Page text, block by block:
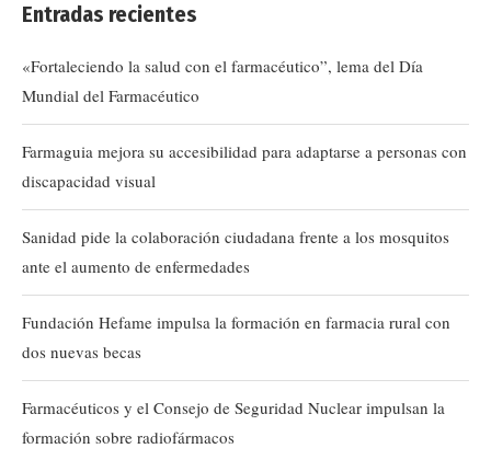
Entradas recientes
«Fortaleciendo la salud con el farmacéutico”, lema del Día
Mundial del Farmacéutico
Farmaguia mejora su accesibilidad para adaptarse a personas con
discapacidad visual
Sanidad pide la colaboración ciudadana frente a los mosquitos
ante el aumento de enfermedades
Fundación Hefame impulsa la formación en farmacia rural con
dos nuevas becas
Farmacéuticos y el Consejo de Seguridad Nuclear impulsan la
formación sobre radiofármacos